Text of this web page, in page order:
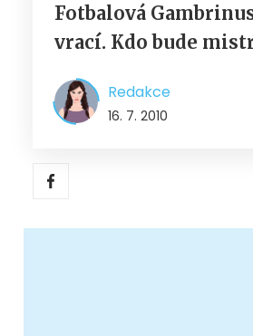
Fotbalová
vrací. Kdo bude
Redakce
16. 7. 2010